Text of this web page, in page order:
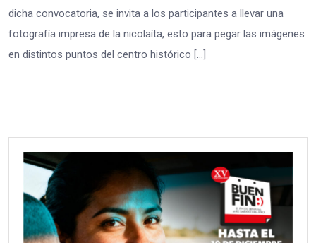
dicha convocatoria, se invita a los participantes a llevar una
fotografía impresa de la nicolaíta, esto para pegar las imágenes
en distintos puntos del centro histórico […]